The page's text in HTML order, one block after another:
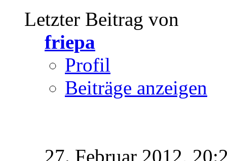
Letzter Beitrag von
friepa
Profil
Beiträge anzeigen
27. Februar 2012,